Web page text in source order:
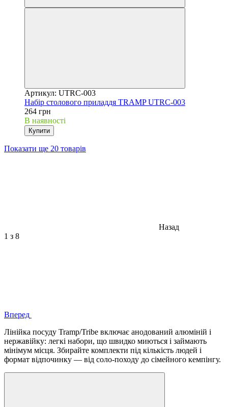
Артикул: UTRC-003
Набір столового приладдя TRAMP UTRC-003
264 грн
В наявності
Купити
Показати ще 20 товарів
Назад
1 з 8
Вперед
Лінійка посуду Tramp/Tribe включає анодований алюміній і
нержавійку: легкі набори, що швидко миються і займають
мінімум місця. Збирайте комплекти під кількість людей і
формат відпочинку — від соло-походу до сімейного кемпінгу.